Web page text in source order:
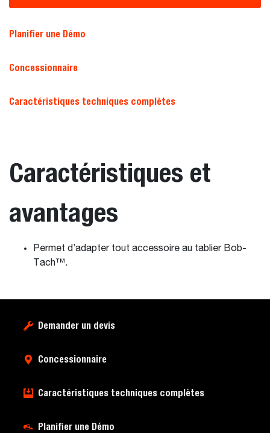
Planifier une Démo
Concessionnaire
Caractéristiques techniques complètes
Caractéristiques et
avantages
Permet d’adapter tout accessoire au tablier Bob-
Tach™.
Demander un devis
Concessionnaire
Caractéristiques techniques complètes
Planifier une Démo